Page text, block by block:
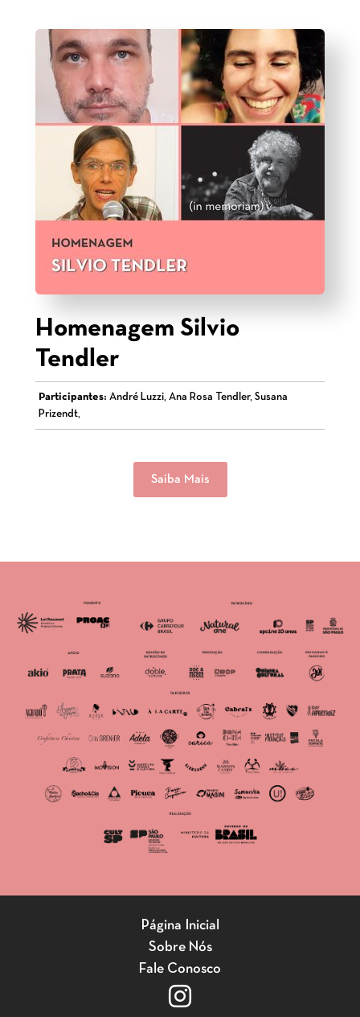
Homenagem Silvio
Tendler
Participantes: André Luzzi, Ana Rosa Tendler, Susana
Prizendt,
Saiba Mais
Página Inicial
Sobre Nós
Fale Conosco